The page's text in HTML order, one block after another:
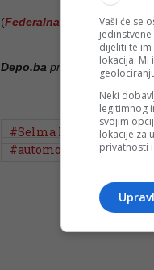
(Federalna.ba , DEPO
Depo.ba pratite putem
#Selma Kunosić
#automobili
#Češka
Vaši će se
dijeliti te
lokacija.
Neki
legitimnog
svojim
lokacije za
privatnosti